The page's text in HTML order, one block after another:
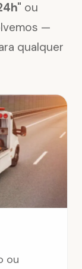
ou
—
qualquer
ou